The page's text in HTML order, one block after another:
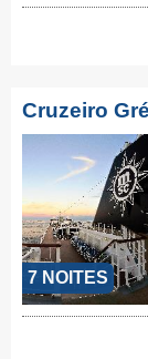
Cruzeiro
7 NOITES